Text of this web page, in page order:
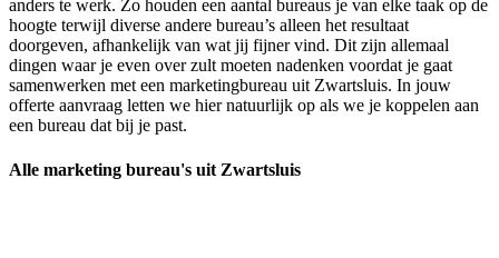
anders te werk. Zo houden een aantal bureaus je van elke taak op de
hoogte terwijl diverse andere bureau’s alleen het resultaat
doorgeven, afhankelijk van wat jij fijner vind. Dit zijn allemaal
dingen waar je even over zult moeten nadenken voordat je gaat
samenwerken met een marketingbureau uit Zwartsluis. In jouw
offerte aanvraag letten we hier natuurlijk op als we je koppelen aan
een bureau dat bij je past.
Alle marketing bureau's uit Zwartsluis